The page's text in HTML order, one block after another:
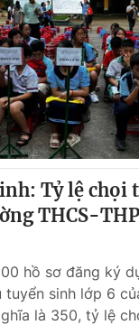
tương lai
Podcast
Shorts
Tỷ lệ chọi
THCS-
hồ sơ đăng ký
sinh lớp 6
là 350, tỷ lệ